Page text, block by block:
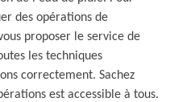
des opérations de
proposer le service de
les techniques
correctement. Sachez
est accessible à tous.